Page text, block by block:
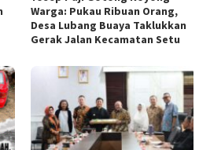
Warga: Pukau Ribuan Orang,
Desa Lubang Buaya Taklukkan
Gerak Jalan Kecamatan Setu